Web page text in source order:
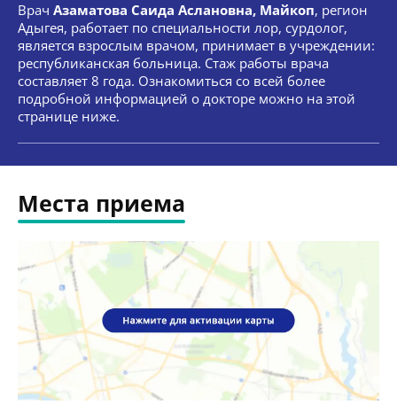
Врач Азаматова Саида Аслановна, Майкоп, регион
Адыгея, работает по специальности лор, сурдолог,
является взрослым врачом, принимает в учреждении:
республиканская больница. Стаж работы врача
составляет 8 года. Ознакомиться со всей более
подробной информацией о докторе можно на этой
странице ниже.
Места приема